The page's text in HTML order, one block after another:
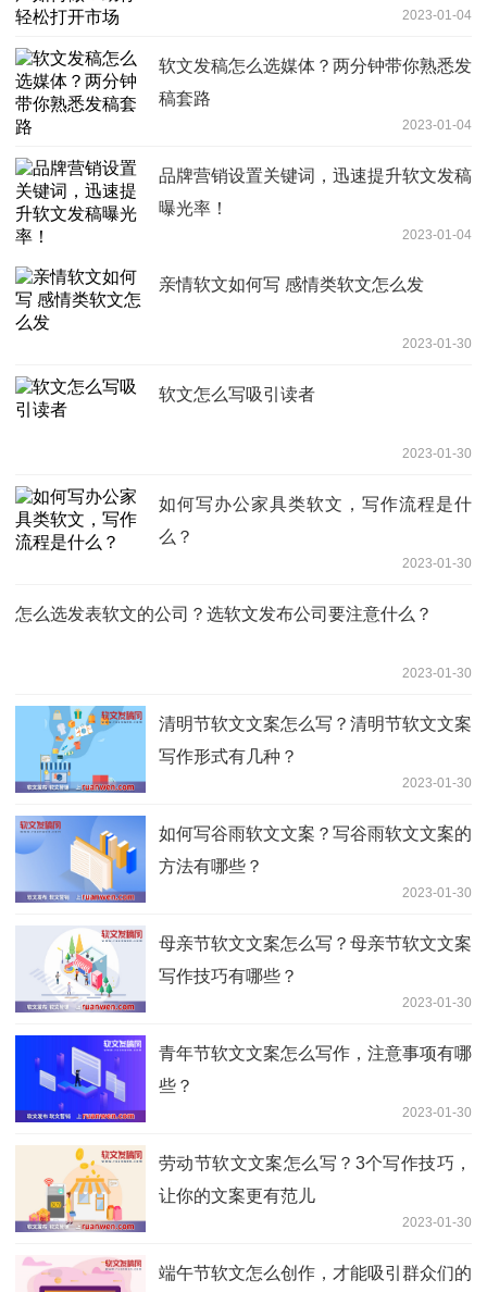
2023-01-04
软文发稿怎么选媒体？两分钟带你熟悉发
稿套路
2023-01-04
品牌营销设置关键词，迅速提升软文发稿
曝光率！
2023-01-04
亲情软文如何写 感情类软文怎么发
2023-01-30
软文怎么写吸引读者
2023-01-30
如何写办公家具类软文，写作流程是什
么？
2023-01-30
怎么选发表软文的公司？选软文发布公司要注意什么？
2023-01-30
清明节软文文案怎么写？清明节软文文案
写作形式有几种？
2023-01-30
如何写谷雨软文文案？写谷雨软文文案的
方法有哪些？
2023-01-30
母亲节软文文案怎么写？母亲节软文文案
写作技巧有哪些？
2023-01-30
青年节软文文案怎么写作，注意事项有哪
些？
2023-01-30
劳动节软文文案怎么写？3个写作技巧，
让你的文案更有范儿
2023-01-30
端午节软文怎么创作，才能吸引群众们的